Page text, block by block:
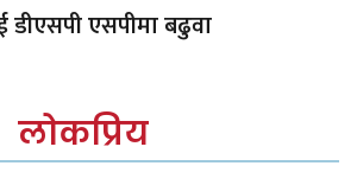
डीएसपी एसपीमा बढुवा
लोकप्रिय